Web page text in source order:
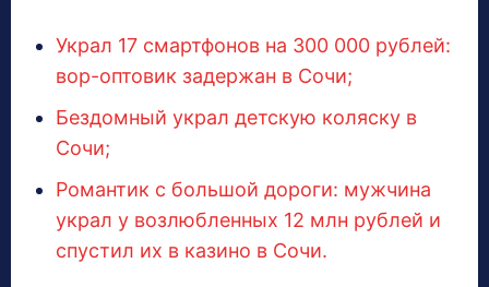
Украл 17 смартфонов на 300 000 рублей:
вор-оптовик задержан в Сочи;
Бездомный украл детскую коляску в
Сочи;
Романтик с большой дороги: мужчина
украл у возлюбленных 12 млн рублей и
спустил их в казино в Сочи.